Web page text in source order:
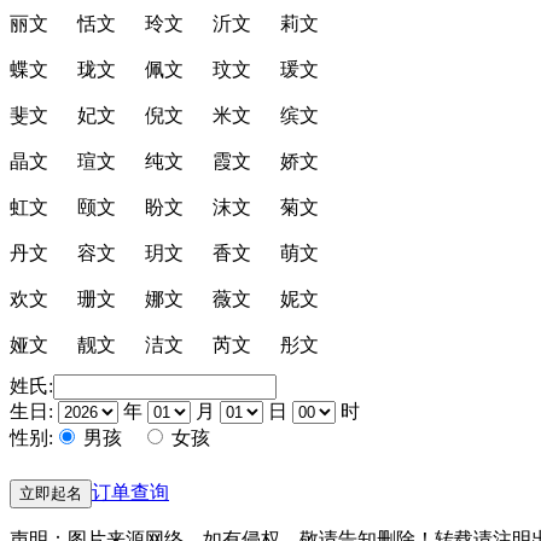
丽文 恬文 玲文 沂文 莉文
蝶文 珑文 佩文 玟文 瑗文
斐文 妃文 倪文 米文 缤文
晶文 瑄文 纯文 霞文 娇文
虹文 颐文 盼文 沫文 菊文
丹文 容文 玥文 香文 萌文
欢文 珊文 娜文 薇文 妮文
娅文 靓文 洁文 芮文 彤文
姓氏:
生日:
年 月 日
时
性别:
男孩 女孩
立即起名 订单查询